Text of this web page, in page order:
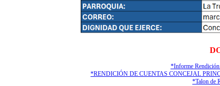
*Informe
*RENDICIÓN DE CUENTAS CONCEJAL
*Talon